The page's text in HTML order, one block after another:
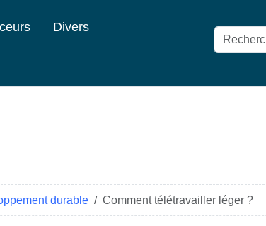
Divers
durable Comment télétravailler léger ?